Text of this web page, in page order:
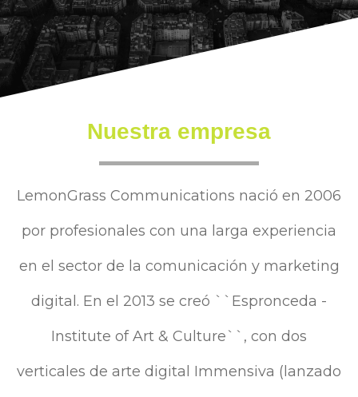
Nuestra empresa
LemonGrass Communications nació en 2006
por profesionales con una larga experiencia
en el sector de la comunicación y marketing
digital. En el 2013 se creó ``Espronceda -
Institute of Art & Culture``, con dos
verticales de arte digital Immensiva (lanzado